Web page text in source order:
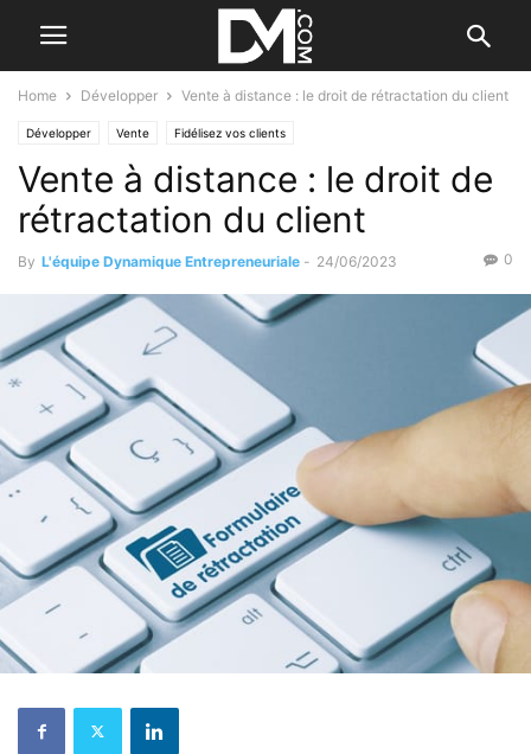
Home Développer Vente à distance : le droit de rétractation du client
Développer Vente Fidélisez vos clients
Vente à distance : le droit de
rétractation du client
By L'équipe Dynamique Entrepreneuriale - 24/06/2023 0